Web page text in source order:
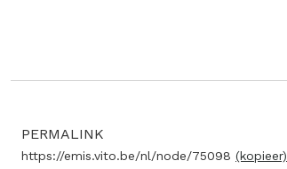
PERMALINK
https://emis.vito.be/nl/node/75098 (kopieer)